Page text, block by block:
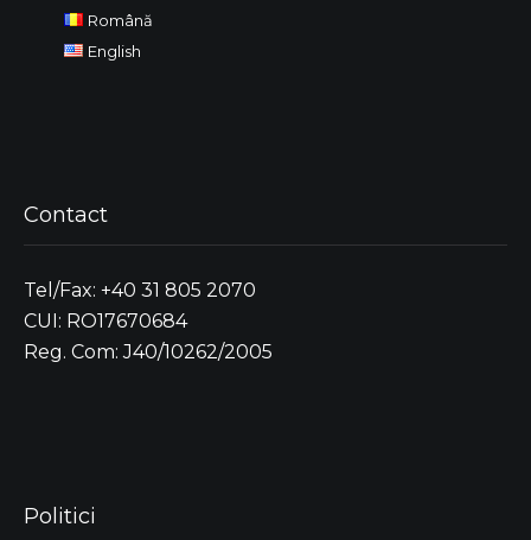
Română
English
Contact
Tel/Fax: +40 31 805 2070
CUI: RO17670684
Reg. Com: J40/10262/2005
Politici